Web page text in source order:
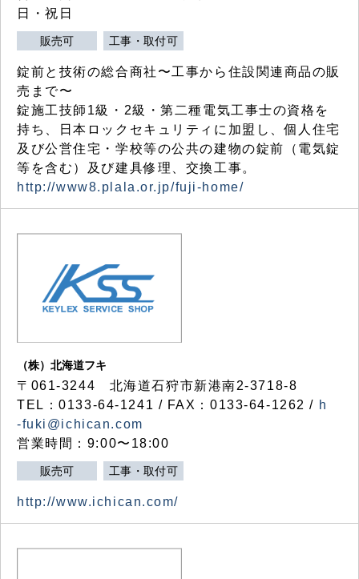
日・祝日
販売可 工事・取付可
錠前と技術の総合商社〜工事から住設関連商品の販
売まで〜
錠施工技師1級・2級・第二種電気工事士の資格を
持ち、日本ロックセキュリティに加盟し、個人住宅
及び公営住宅・学校等の公共の建物の錠前（電気錠
等を含む）及び建具修理、交換工事。
http://www8.plala.or.jp/fuji-home/
（株）北海道フキ
〒061-3244 北海道石狩市新港南2-3718-8
TEL：0133-64-1241 / FAX：0133-64-1262 / h
-fuki@ichican.com
営業時間：9:00〜18:00
販売可 工事・取付可
http://www.ichican.com/